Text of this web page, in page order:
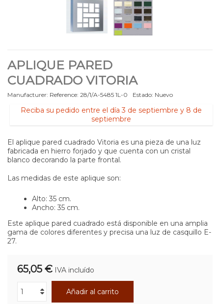
APLIQUE PARED
CUADRADO VITORIA
Manufacturer: Reference: 28/1/A-5485 1L-0 Estado: Nuevo
Reciba su pedido entre el día 3 de septiembre y 8 de
septiembre
El aplique pared cuadrado Vitoria es una pieza de una luz
fabricada en hierro forjado y que cuenta con un cristal
blanco decorando la parte frontal.
Las medidas de este aplique son:
Alto: 35 cm.
Ancho: 35 cm.
Este aplique pared cuadrado está disponible en una amplia
gama de colores diferentes y precisa una luz de casquillo E-
27.
65,05 € IVA incluído
Añadir al carrito